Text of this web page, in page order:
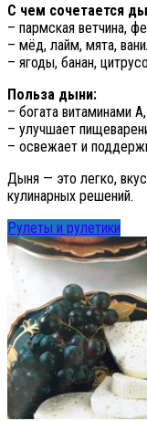
С чем сочетается
– пармская ветчина,
– мёд, лайм, мята,
– ягоды, банан,
Польза дыни:
– богата витаминами
– улучшает
– освежает и
Дыня — это легко,
кулинарных решений.
Рулеты и рулетики